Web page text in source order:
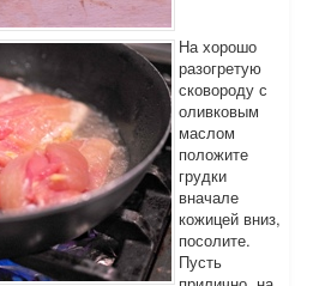
На хорошо
разогретую
сковороду с
оливковым
маслом
положите
грудки
вначале
кожицей вниз,
посолите.
Пусть